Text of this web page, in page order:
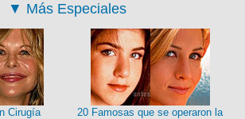
▼ Más Especiales
Cirugía
20 Famosas que se operaron la